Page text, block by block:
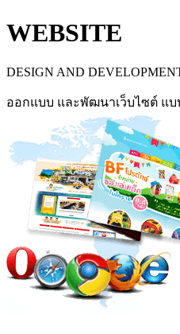
WEBSITE
DESIGN AND
ออกแบบ และพัฒนาเว็บไซต์ แบ